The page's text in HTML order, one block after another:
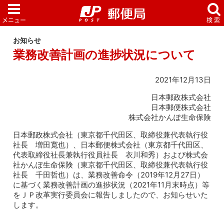
お知らせ
業務改善計画の進捗状況について
2021年12月13日
日本郵政株式会社
日本郵便株式会社
株式会社かんぽ生命保険
日本郵政株式会社（東京都千代田区、取締役兼代表執行役
社長 増田寬也）、日本郵便株式会社（東京都千代田区、
代表取締役社長兼執行役員社長 衣川和秀）および株式会
社かんぽ生命保険（東京都千代田区、取締役兼代表執行役
社長 千田哲也）は、業務改善命令（2019年12月27日）
に基づく業務改善計画の進捗状況（2021年11月末時点）等
をＪＰ改革実行委員会に報告しましたので、お知らせいた
します。